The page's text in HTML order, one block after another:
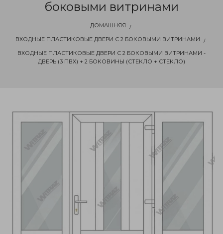
боковыми витринами
ДОМАШНЯЯ
ВХОДНЫЕ ПЛАСТИКОВЫЕ ДВЕРИ С 2 БОКОВЫМИ ВИТРИНАМИ
ВХОДНЫЕ ПЛАСТИКОВЫЕ ДВЕРИ С 2 БОКОВЫМИ ВИТРИНАМИ -
ДВЕРЬ (3 ПВХ) + 2 БОКОВИНЫ (СТЕКЛО + СТЕКЛО)